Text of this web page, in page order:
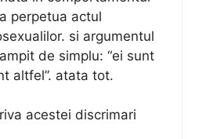
perpetua actul
si argumentul
de simplu: “ei sunt
altfel”. atata tot.
acestei discrimari